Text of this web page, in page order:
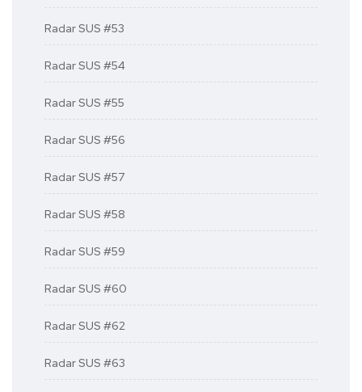
Radar SUS #53
Radar SUS #54
Radar SUS #55
Radar SUS #56
Radar SUS #57
Radar SUS #58
Radar SUS #59
Radar SUS #60
Radar SUS #62
Radar SUS #63